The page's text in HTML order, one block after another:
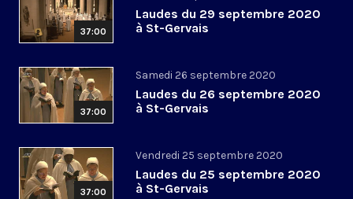
37:00
Laudes du 29 septembre 2020
à St-Gervais
37:00
Samedi 26 septembre 2020
Laudes du 26 septembre 2020
à St-Gervais
37:00
Vendredi 25 septembre 2020
Laudes du 25 septembre 2020
à St-Gervais